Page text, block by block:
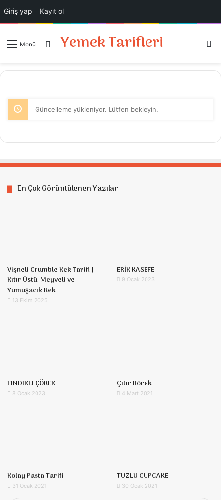
Giriş yap Kayıt ol
Menü Giriş Yap
Yemek Tarifleri
Güncelleme yükleniyor. Lütfen bekleyin.
En Çok Görüntülenen Yazılar
Vişneli Crumble Kek Tarifi |
Kıtır Üstü, Meyveli ve
Yumuşacık Kek
13 Ekim 2025
ERİK KASEFE
9 Ocak 2023
FINDIKLI ÇÖREK
8 Ocak 2023
Çıtır Börek
4 Mart 2021
Kolay Pasta Tarifi
31 Ocak 2021
TUZLU CUPCAKE
30 Ocak 2021